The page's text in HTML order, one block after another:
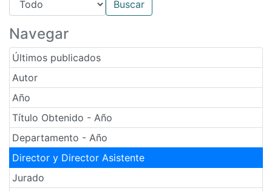
Navegar
Últimos publicados
Autor
Año
Título Obtenido - Año
Departamento - Año
Director y Director Asistente
Jurado